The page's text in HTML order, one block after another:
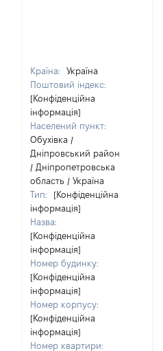
Країна:
Україна
Поштовий індекс:
[Конфіденційна
інформація]
Населений пункт:
Обухівка /
Дніпровський район
/ Дніпропетровська
область / Україна
Тип:
[Конфіденційна
інформація]
Назва:
[Конфіденційна
інформація]
Номер будинку:
[Конфіденційна
інформація]
Номер корпусу:
[Конфіденційна
інформація]
Номер квартири: